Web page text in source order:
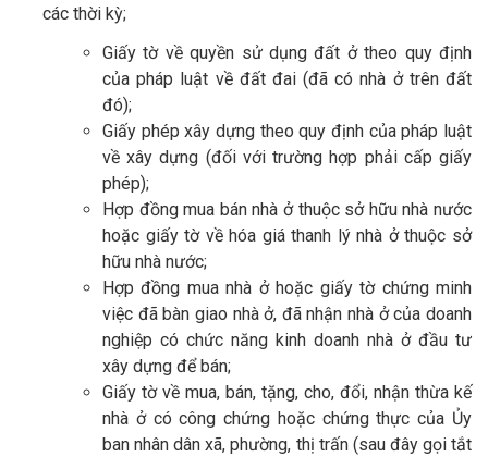
các thời kỳ;
Giấy tờ về quyền sử dụng đất ở theo quy định
của pháp luật về đất đai (đã có nhà ở trên đất
đó);
Giấy phép xây dựng theo quy định của pháp luật
về xây dựng (đối với trường hợp phải cấp giấy
phép);
Hợp đồng mua bán nhà ở thuộc sở hữu nhà nước
hoặc giấy tờ về hóa giá thanh lý nhà ở thuộc sở
hữu nhà nước;
Hợp đồng mua nhà ở hoặc giấy tờ chứng minh
việc đã bàn giao nhà ở, đã nhận nhà ở của doanh
nghiệp có chức năng kinh doanh nhà ở đầu tư
xây dựng để bán;
Giấy tờ về mua, bán, tặng, cho, đổi, nhận thừa kế
nhà ở có công chứng hoặc chứng thực của Ủy
ban nhân dân xã, phường, thị trấn (sau đây gọi tắt